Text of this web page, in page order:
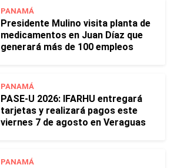
PANAMÁ
Presidente Mulino visita planta de
medicamentos en Juan Díaz que
generará más de 100 empleos
PANAMÁ
PASE-U 2026: IFARHU entregará
tarjetas y realizará pagos este
viernes 7 de agosto en Veraguas
PANAMÁ